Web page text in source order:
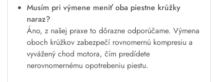
Musím pri výmene meniť oba piestne krúžky
naraz?
Áno, z našej praxe to dôrazne odporúčame. Výmena
oboch krúžkov zabezpečí rovnomernú kompresiu a
vyvážený chod motora, čím predídete
nerovnomernému opotrebeniu piestu.